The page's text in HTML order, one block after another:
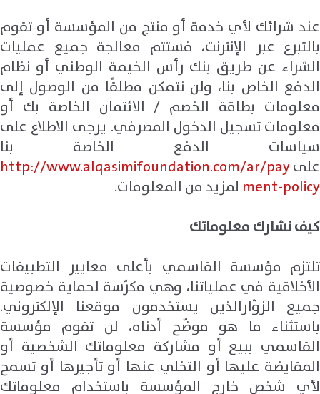
عند شرائك لأي خدمة أو منتج من المؤسسة أو تقوم
بالتبرع عبر الإنترنت، فستتم معالجة جميع عمليات
الشراء عن طريق بنك رأس الخيمة الوطني أو نظام
الدفع الخاص بنا، ولن نتمكن مطلقًا من الوصول إلى
معلومات بطاقة الخصم / الائتمان الخاصة بك أو
معلومات تسجيل الدخول المصرفي. يرجى الاطلاع على
سياسات الدفع الخاصة بنا
علىhttp://www.alqasimifoundation.com/ar/pay
ment-policy لمزيد من المعلومات.
كيف نشارك معلوماتك
تلتزم مؤسسة القاسمي بأعلى معايير التطبيقات
الأخلاقية في عملياتنا، وهي مكرّسة لحماية خصوصية
جميع الزوّارالذين يستخدمون موقعنا الإلكتروني.
باستثناء ما هو موضّح أدناه، لن تقوم مؤسسة
القاسمي ببيع أو مشاركة معلوماتك الشخصية أو
المقايضة عليها أو التخلي عنها أو تأجيرها أو تسمح
لأي شخص خارج المؤسسة باستخدام معلوماتك